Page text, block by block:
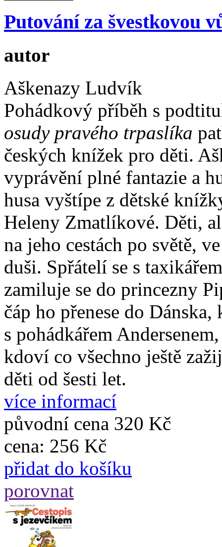
Putování za švestkovou
autor
Aškenazy Ludvík
Pohádkový příběh s
osudy pravého trpaslíka
českých knížek pro děti.
vyprávění plné fantazie a
husa vyštípe z dětské
Heleny Zmatlíkové. Děti,
na jeho cestách po světě,
duši. Spřátelí se s
zamiluje se do princezny
čáp ho přenese do
s pohádkářem
kdoví co všechno ještě
děti od šesti let.
více informací
původní cena 320 Kč
cena: 256 Kč
přidat do košíku
porovnat